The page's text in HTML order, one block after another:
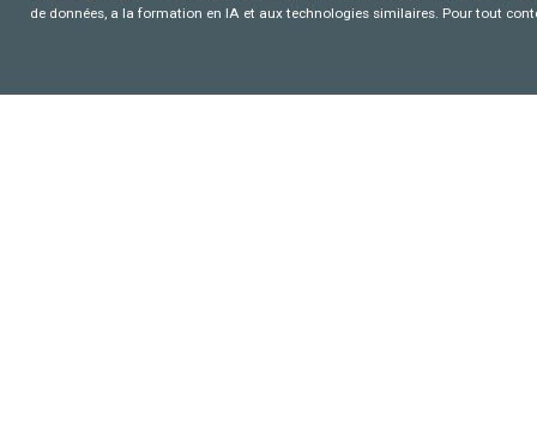
de données, a la formation en IA et aux technologies similaires. Pour tout